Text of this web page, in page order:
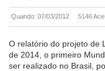
Quando: 07/03/2012 5146
O relatório do projeto de
de 2014, o primeiro
ser realizado no Brasil,